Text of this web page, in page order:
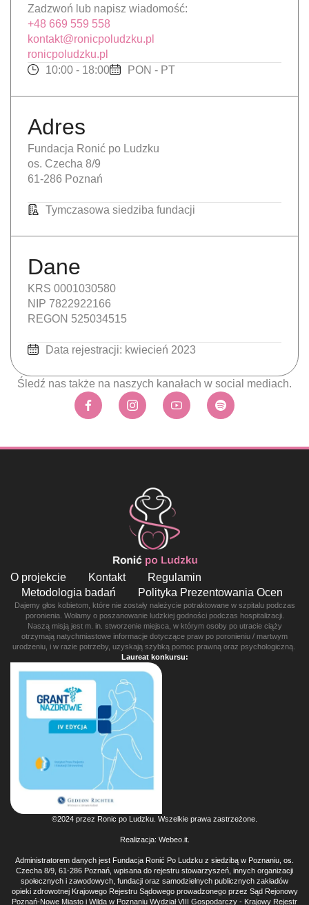
Zadzwoń lub napisz wiadomość:
+48 669 559 558
kontakt@ronicpoludzku.pl
ronicpoludzku.pl
10:00 - 18:00
PON - PT
Adres
Fundacja Ronić po Ludzku
os. Czecha 8/9
61-286 Poznań
Tymczasowa siedziba fundacji
Dane
KRS 0001030580
NIP 7822922166
REGON 525034515
Data rejestracji: kwiecień 2023
Śledź nas także na naszych kanałach w social mediach.
O projekcie Kontakt
Regulamin
Metodologia badań
Polityka Prezentowania Ocen
Dajemy głos kobietom, które nie zostały należycie potraktowane w szpitalu podczas
poronienia. Wołamy o poszanowanie ludzkiej godności podczas hospitalizacji.
Naszą misją jest m. in. stworzenie miejsca, w którym osoby po utracie ciąży
otrzymają natychmiastowe informacje dotyczące praw po poronieniu / martwym
urodzeniu, i w razie potrzeby, uzyskają szybką pomoc prawną oraz psychologiczną.
Laureat konkursu:
©2024 przez Ronic po Ludzku. Wszelkie prawa zastrzeżone.
Realizacja: Webeo.it.
Administratorem danych jest Fundacja Ronić Po Ludzku z siedzibą w Poznaniu, os.
Czecha 8/9, 61-286 Poznań, wpisana do rejestru stowarzyszeń, innych organizacji
społecznych i zawodowych, fundacji oraz samodzielnych publicznych zakładów
opieki zdrowotnej Krajowego Rejestru Sądowego prowadzonego przez Sąd Rejonowy
Poznań-Nowe Miasto i Wilda w Poznaniu Wydział VIII Gospodarczy - Krajowy Rejestr